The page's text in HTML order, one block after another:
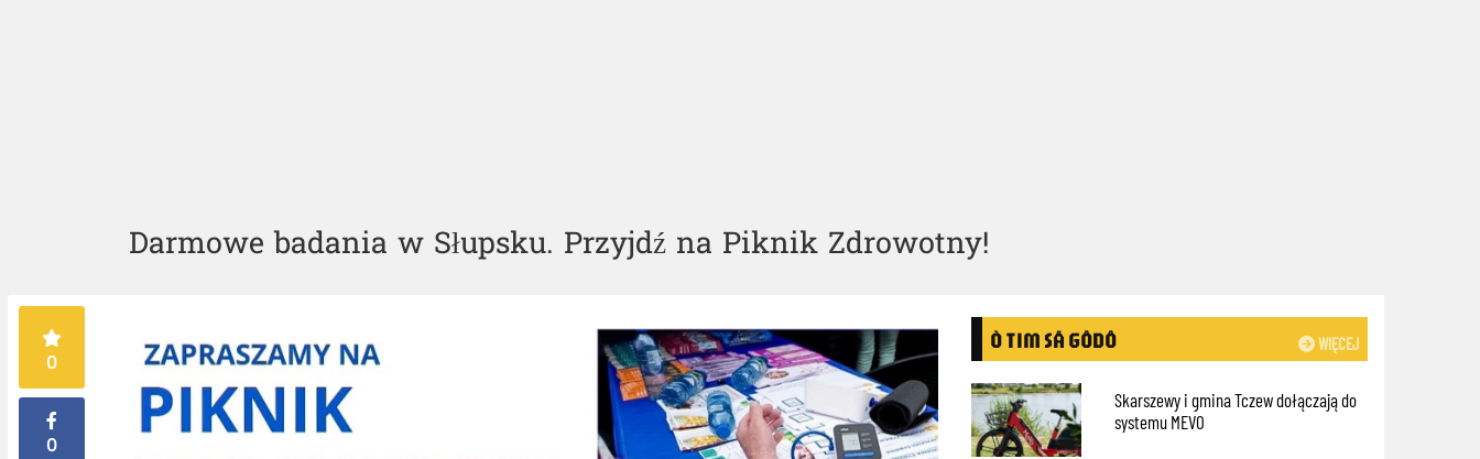
Darmowe badania w Słupsku. Przyjdź na Piknik Zdrowotny!
0
0
WIĘCEJ
Ò TIM SÃ GÔDÔ
Skarszewy i gmina Tczew dołączają do
systemu MEVO